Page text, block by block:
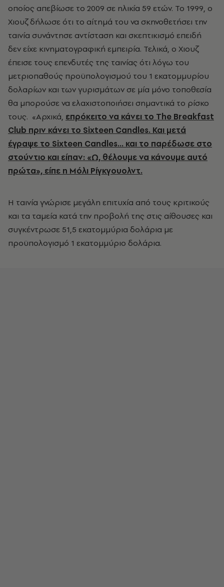
οποίος απεβίωσε το 2009 σε ηλικία 59 ετών. Το 1999, ο
Χιουζ δήλωσε ότι το αίτημά του να σκηνοθετήσει την
ταινία συνάντησε αντίσταση και σκεπτικισμό επειδή
δεν είχε κινηματογραφική εμπειρία. Τελικά, ο Χιουζ
έπεισε τους επενδυτές της ταινίας ότι λόγω του
μετριοπαθούς προϋπολογισμού του 1 εκατομμυρίου
δολαρίων και των γυρισμάτων σε μία μόνο τοποθεσία
θα μπορούσε να ελαχιστοποιήσει σημαντικά το ρίσκο
τους. «Αρχικά, επρόκειτο να κάνει το The Breakfast
Club πριν κάνει το Sixteen Candles. Και μετά
έγραψε το Sixteen Candles... και το παρέδωσε στο
στούντιο και είπαν: «Ω, θέλουμε να κάνουμε αυτό
πρώτα», είπε η Μόλι Ρίγκγουολντ.
Η ταινία γνώρισε μεγάλη επιτυχία από τους κριτικούς
και τα ταμεία κατά την προβολή της στις αίθουσες και
συγκέντρωσε 51,5 εκατομμύρια δολάρια με
προϋπολογισμό 1 εκατομμύριο δολάρια.